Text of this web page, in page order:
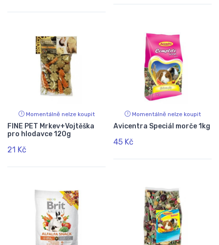
Momentálně nelze koupit
FINE PET Mrkev+Vojtěška
pro hlodavce 120g
21 Kč
Momentálně nelze koupit
Avicentra Speciál morče 1kg
45 Kč